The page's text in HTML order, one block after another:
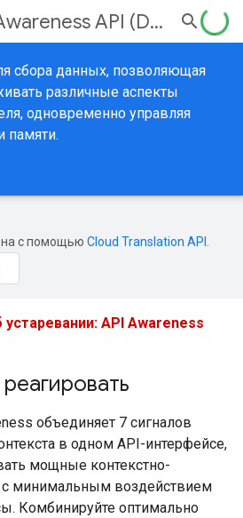
API (Deprecated)
сбора данных, позволяющая
различные аспекты
одновременно управляя
памяти.
с помощью Cloud Translation API
API Awareness
объединяет 7 сигналов
в одном API-интерфейсе,
мощные контекстно-
минимальным воздействием
Комбинируйте оптимально